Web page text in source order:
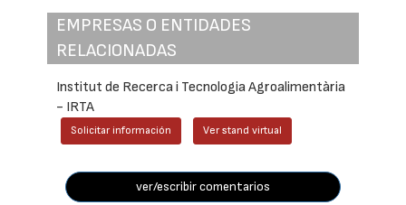
EMPRESAS O ENTIDADES
RELACIONADAS
Institut de Recerca i Tecnologia Agroalimentària
- IRTA
Solicitar información Ver stand virtual
ver/escribir comentarios